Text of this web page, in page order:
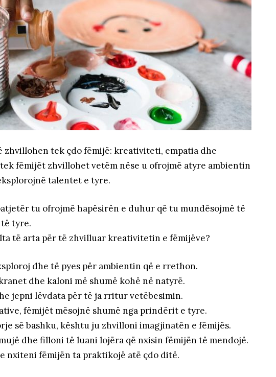
zhvillohen tek çdo fëmijë: kreativiteti, empatia dhe
fëmijët zhvillohet vetëm nëse u ofrojmë atyre ambientin
talentet e tyre.
tu ofrojmë hapësirën e duhur që tu mundësojmë të
tyre.
të arta për të zhvilluar kreativitetin e fëmijëve?
dhe të pyes për ambientin që e rrethon.
dhe kaloni më shumë kohë në natyrë.
jepni lëvdata për të ja rritur vetëbesimin.
fëmijët mësojnë shumë nga prindërit e tyre.
së bashku, kështu ju zhvilloni imagjinatën e fëmijës.
dhe filloni të luani lojëra që nxisin fëmijën të mendojë.
nxiteni fëmijën ta praktikojë atë çdo ditë.